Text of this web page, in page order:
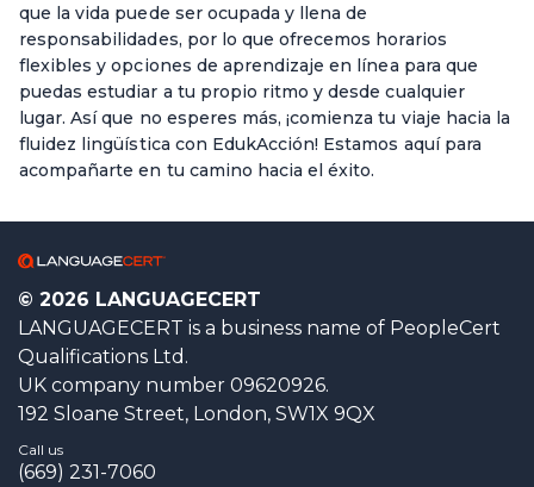
que la vida puede ser ocupada y llena de
responsabilidades, por lo que ofrecemos horarios
flexibles y opciones de aprendizaje en línea para que
puedas estudiar a tu propio ritmo y desde cualquier
lugar. Así que no esperes más, ¡comienza tu viaje hacia la
fluidez lingüística con EdukAcción! Estamos aquí para
acompañarte en tu camino hacia el éxito.
© 2026 LANGUAGECERT
LANGUAGECERT is a business name of PeopleCert
Qualifications Ltd.
UK company number 09620926.
192 Sloane Street, London, SW1X 9QX
Call us
(669) 231-7060